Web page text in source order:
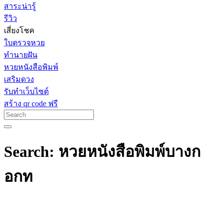
สาระน่ารู้
รีวิว
เสี่ยงโชค
ใบตรวจหวย
ทำนายฝัน
หวยหนังสือพิมพ์
เสริมดวง
รับทำเว็บไซต์
สร้าง qr code ฟรี
Search: หวยหนังสือพิมพ์บางก
อกท